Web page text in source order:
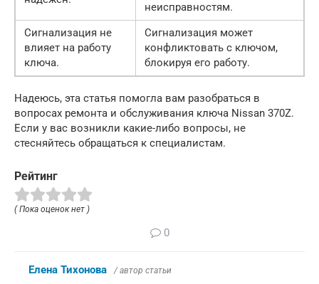
неисправностям.
Сигнализация не
влияет на работу
ключа.
Сигнализация может
конфликтовать с ключом,
блокируя его работу.
Надеюсь, эта статья помогла вам разобраться в
вопросах ремонта и обслуживания ключа Nissan 370Z.
Если у вас возникли какие-либо вопросы, не
стесняйтесь обращаться к специалистам.
Рейтинг
( Пока оценок нет )
0
Елена Тихонова / автор статьи